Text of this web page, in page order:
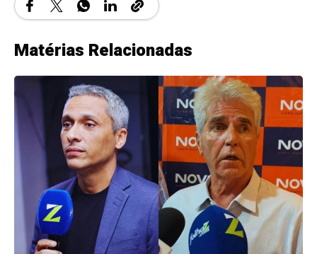
Matérias Relacionadas